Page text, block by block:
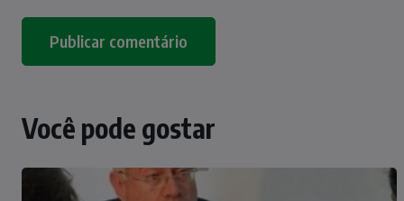
Você pode gostar